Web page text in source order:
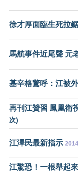
徐才厚面臨生死拉
馬航事件近尾聲 元
基辛格驚呼：江被
再刊江贊習 鳳凰衛
次)
江澤民最新指示
江驚恐！一根舉起